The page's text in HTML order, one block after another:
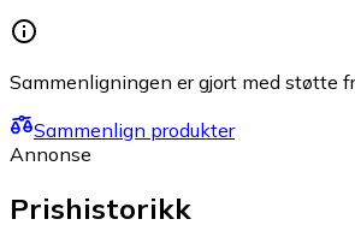
Sammenligningen er gjort med støtte
Sammenlign produkter
Annonse
Prishistorikk